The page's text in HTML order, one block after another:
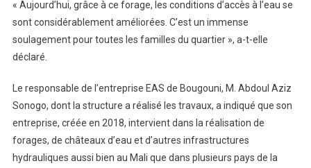
« Aujourd’hui, grâce à ce forage, les conditions d’accès à l’eau se
sont considérablement améliorées. C’est un immense
soulagement pour toutes les familles du quartier », a-t-elle
déclaré.
Le responsable de l’entreprise EAS de Bougouni, M. Abdoul Aziz
Sonogo, dont la structure a réalisé les travaux, a indiqué que son
entreprise, créée en 2018, intervient dans la réalisation de
forages, de châteaux d’eau et d’autres infrastructures
hydrauliques aussi bien au Mali que dans plusieurs pays de la